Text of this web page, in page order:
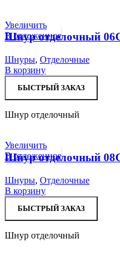
Увеличить
В отложенное
Шнур отделочный
Шнуры, Отделочные
В корзину
БЫСТРЫЙ ЗАКАЗ
Шнур отделочный
Увеличить
В отложенное
Шнур отделочный
Шнуры, Отделочные
В корзину
БЫСТРЫЙ ЗАКАЗ
Шнур отделочный